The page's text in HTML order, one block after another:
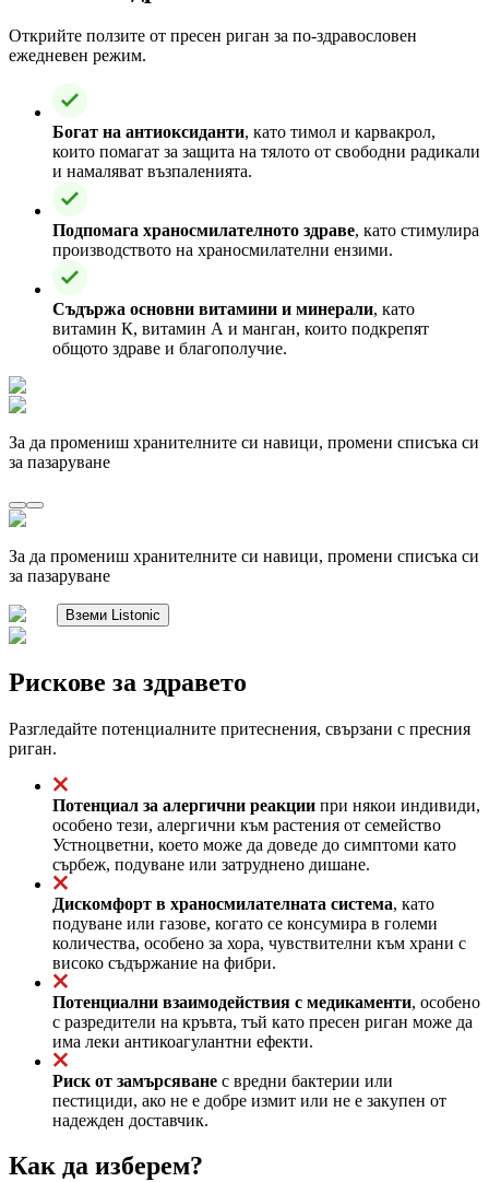
Открийте ползите от пресен риган за по-здравословен
ежедневен режим.
Богат на антиоксиданти, като тимол и карвакрол,
които помагат за защита на тялото от свободни радикали
и намаляват възпаленията.
Подпомага храносмилателното здраве, като стимулира
производството на храносмилателни ензими.
Съдържа основни витамини и минерали, като
витамин К, витамин А и манган, които подкрепят
общото здраве и благополучие.
За да промениш хранителните си навици, промени списъка си
за пазаруване
За да промениш хранителните си навици, промени списъка си
за пазаруване
Вземи Listonic
Рискове за здравето
Разгледайте потенциалните притеснения, свързани с пресния
риган.
Потенциал за алергични реакции при някои индивиди,
особено тези, алергични към растения от семейство
Устноцветни, което може да доведе до симптоми като
сърбеж, подуване или затруднено дишане.
Дискомфорт в храносмилателната система, като
подуване или газове, когато се консумира в големи
количества, особено за хора, чувствителни към храни с
високо съдържание на фибри.
Потенциални взаимодействия с медикаменти, особено
с разредители на кръвта, тъй като пресен риган може да
има леки антикоагулантни ефекти.
Риск от замърсяване с вредни бактерии или
пестициди, ако не е добре измит или не е закупен от
надежден доставчик.
Как да изберем?